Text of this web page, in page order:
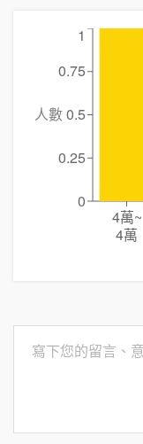
4萬~
4萬
0
0.25
0.5
0.75
1
人數